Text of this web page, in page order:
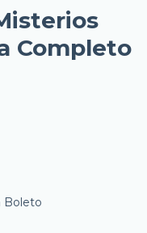
Completo
Boleto